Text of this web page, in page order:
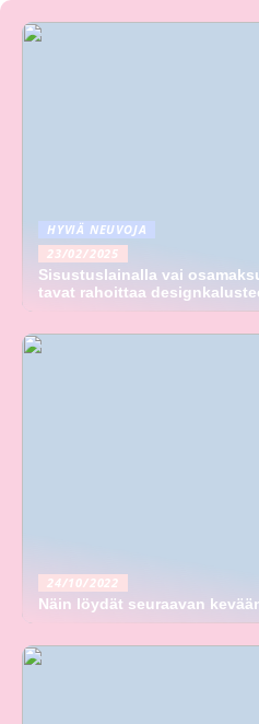
HYVIÄ NEUVOJA
23/02/2025
Sisustuslainalla vai
tavat rahoittaa
24/10/2022
Näin löydät seuraavan